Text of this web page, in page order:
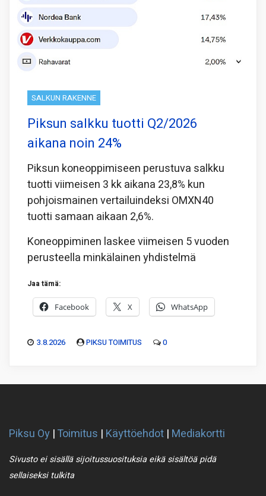
SALKUN RAKENNE
Piksun salkku tuotti Q2/2026
aikana noin 24%
Piksun koneoppimiseen perustuva salkku
tuotti viimeisen 3 kk aikana 23,8% kun
pohjoismainen vertailuindeksi OMXN40
tuotti samaan aikaan 2,6%.
Koneoppiminen laskee viimeisen 5 vuoden
perusteella minkälainen yhdistelmä
Jaa tämä:
Facebook X WhatsApp
3.8.2026 PIKSU TOIMITUS 0
Piksu Oy |Toimitus | Käyttöehdot | Mediakortti
Sivusto ei sisällä sijoitussuosituksia eikä sisältöä pidä
sellaiseksi tulkita